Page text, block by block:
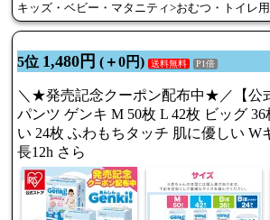
キッズ・ベビー・マタニティ>おむつ・トイレ
5位 1,480円 (＋0円) 送料無料 P1倍
＼★発売記念クーポン配布中★／【公
パンツ ゲンキ M 50枚 L 42枚 ビッグ
い 24枚 ふわもちタッチ 肌に優しい W
長12h さら